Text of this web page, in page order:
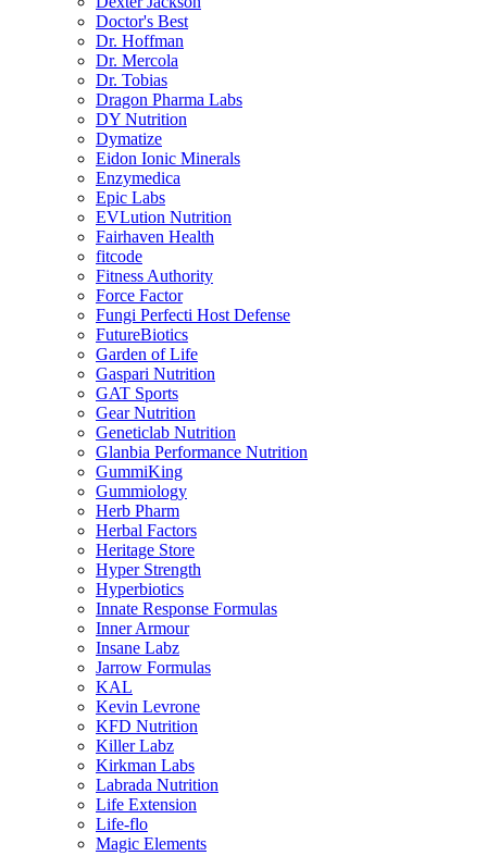
Doctor's Best
Dr. Hoffman
Dr. Mercola
Dr. Tobias
Dragon Pharma Labs
DY Nutrition
Dymatize
Eidon Ionic Minerals
Enzymedica
Epic Labs
EVLution Nutrition
Fairhaven Health
fitcode
Fitness Authority
Force Factor
Fungi Perfecti Host Defense
FutureBiotics
Garden of Life
Gaspari Nutrition
GAT Sports
Gear Nutrition
Geneticlab Nutrition
Glanbia Performance Nutrition
GummiKing
Gummiology
Herb Pharm
Herbal Factors
Heritage Store
Hyper Strength
Hyperbiotics
Innate Response Formulas
Inner Armour
Insane Labz
Jarrow Formulas
KAL
Kevin Levrone
KFD Nutrition
Killer Labz
Kirkman Labs
Labrada Nutrition
Life Extension
Life-flo
Magic Elements